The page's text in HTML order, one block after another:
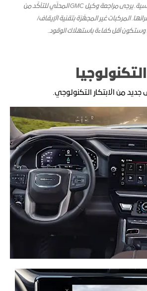
الخصائص والخيارات القياسية. يرجى مراجعة وكيل GMC المحلّي للتأكّد من
المركبات غير المجهَّزة بتقنية الإيقاف/
أقل كفاءة باستهلاك الوقود.
التكنولوجيا
من الابتكار التكنولوجي.